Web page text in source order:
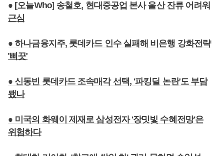
● [오늘Who] 송철호, 현대중공업 본사 울산 잔류 어려워
근심
● 하나금융지주, 롯데카드 인수 실패해 비은행 강화전략
'삐끗'
● 신동빈 롯데카드 조속매각 선택, '파킹딜 논란'도 부담
됐나
● 미국의 화웨이 제재로 삼성전자 '장밋빛 수혜전망'은
위험하다